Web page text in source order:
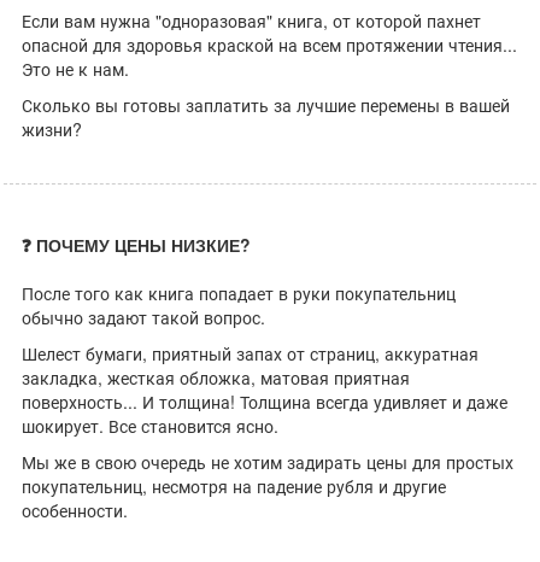
Если вам нужна "одноразовая" книга, от которой пахнет
опасной для здоровья краской на всем протяжении чтения...
Это не к нам.
Сколько вы готовы заплатить за лучшие перемены в вашей
жизни?
❓ ПОЧЕМУ ЦЕНЫ НИЗКИЕ?
После того как книга попадает в руки покупательниц
обычно задают такой вопрос.
Шелест бумаги, приятный запах от страниц, аккуратная
закладка, жесткая обложка, матовая приятная
поверхность... И толщина! Толщина всегда удивляет и даже
шокирует. Все становится ясно.
Мы же в свою очередь не хотим задирать цены для простых
покупательниц, несмотря на падение рубля и другие
особенности.